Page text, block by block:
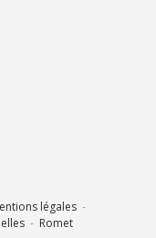
légales -
- Romet